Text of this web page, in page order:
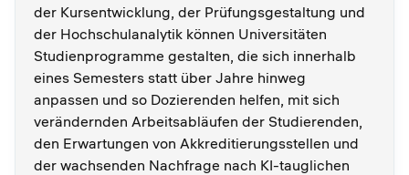
der Kursentwicklung, der Prüfungsgestaltung und
der Hochschulanalytik können Universitäten
Studienprogramme gestalten, die sich innerhalb
eines Semesters statt über Jahre hinweg
anpassen und so Dozierenden helfen, mit sich
verändernden Arbeitsabläufen der Studierenden,
den Erwartungen von Akkreditierungsstellen und
der wachsenden Nachfrage nach KI-tauglichen